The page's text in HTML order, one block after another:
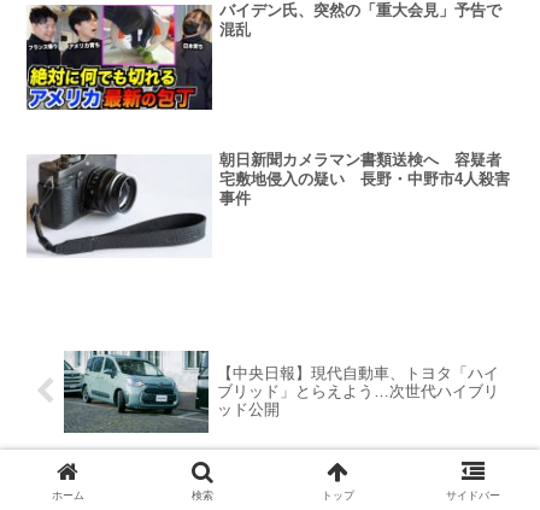
バイデン氏、突然の「重大会見」予告で
混乱
朝日新聞カメラマン書類送検へ 容疑者
宅敷地侵入の疑い 長野・中野市4人殺害
事件
【中央日報】現代自動車、トヨタ「ハイ
ブリッド」とらえよう…次世代ハイブリ
ッド公開
「在日クルド人差別」罰則伴う撤廃法の
ホーム 検索 トップ サイドバー